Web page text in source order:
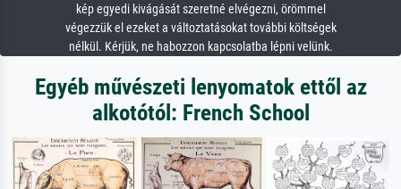
kép egyedi kivágását szeretné elvégezni, örömmel
végezzük el ezeket a változtatásokat további költségek
nélkül. Kérjük, ne habozzon kapcsolatba lépni velünk.
Egyéb művészeti lenyomatok ettől az
alkotótól: French School